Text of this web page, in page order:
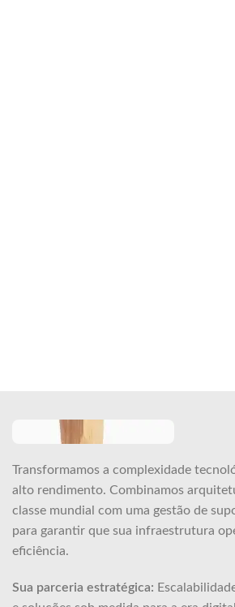
Transformamos a complexidade
alto rendimento. Combinamos
classe mundial com uma gestão de
para garantir que sua infraestrutura
eficiência.
Sua parceria estratégica: